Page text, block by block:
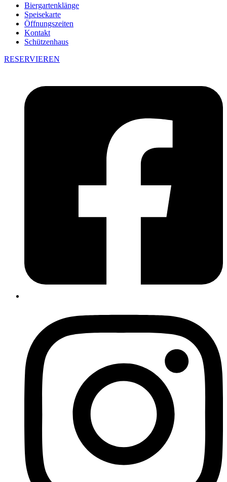
Biergartenklänge
Speisekarte
Öffnungszeiten
Kontakt
Schützenhaus
RESERVIEREN